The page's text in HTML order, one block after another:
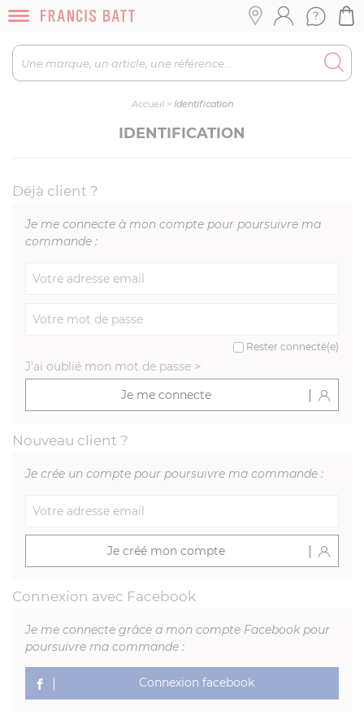
Accueil> Identification
IDENTIFICATION
Déjà client ?
Je me connecte à mon compte pour poursuivre ma
commande :
Rester connecté(e)
J'ai oublié mon mot de passe >
Je me connecte
Nouveau client ?
Je crée un compte pour poursuivre ma commande :
Je créé mon compte
Connexion avec Facebook
Je me connecte grâce a mon compte Facebook pour
poursuivre ma commande :
Connexion facebook